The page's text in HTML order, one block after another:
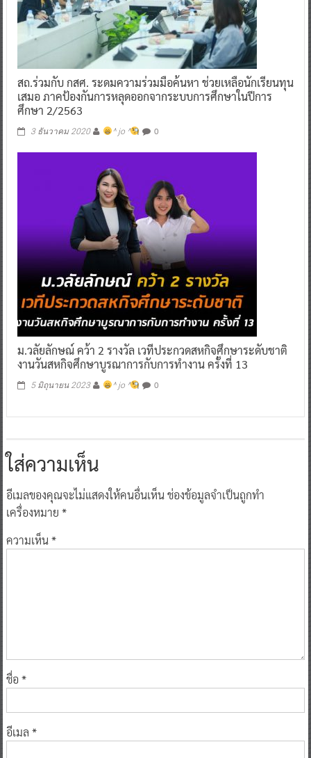
สถ.ร่วมกับ กสศ. ระดมความร่วมมือค้นหา ช่วยเหลือนักเรียนทุน
เสมอ ภาคป้องกันการหลุดออกจากระบบการศึกษาในปีการ
ศึกษา 2/2563
3 ธันวาคม 2020 ^ jo ^ 0
ม.วลัยลักษณ์ คว้า 2 รางวัล เวทีประกวดสหกิจศึกษาระดับชาติ
งานวันสหกิจศึกษาบูรณาการกับการทำงาน ครั้งที่ 13
5 มิถุนายน 2023 ^ jo ^ 0
ใส่ความเห็น
อีเมลของคุณจะไม่แสดงให้คนอื่นเห็นช่องข้อมูลจำเป็นถูกทำ
เครื่องหมาย *
ความเห็น*
ชื่อ *
อีเมล *